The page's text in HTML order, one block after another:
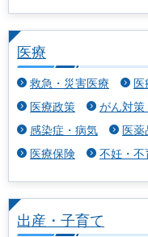
医療
救急・災害医療
医療政策
がん対策
感染症・病気
医薬
医療保険
不妊・不
出産・子育て